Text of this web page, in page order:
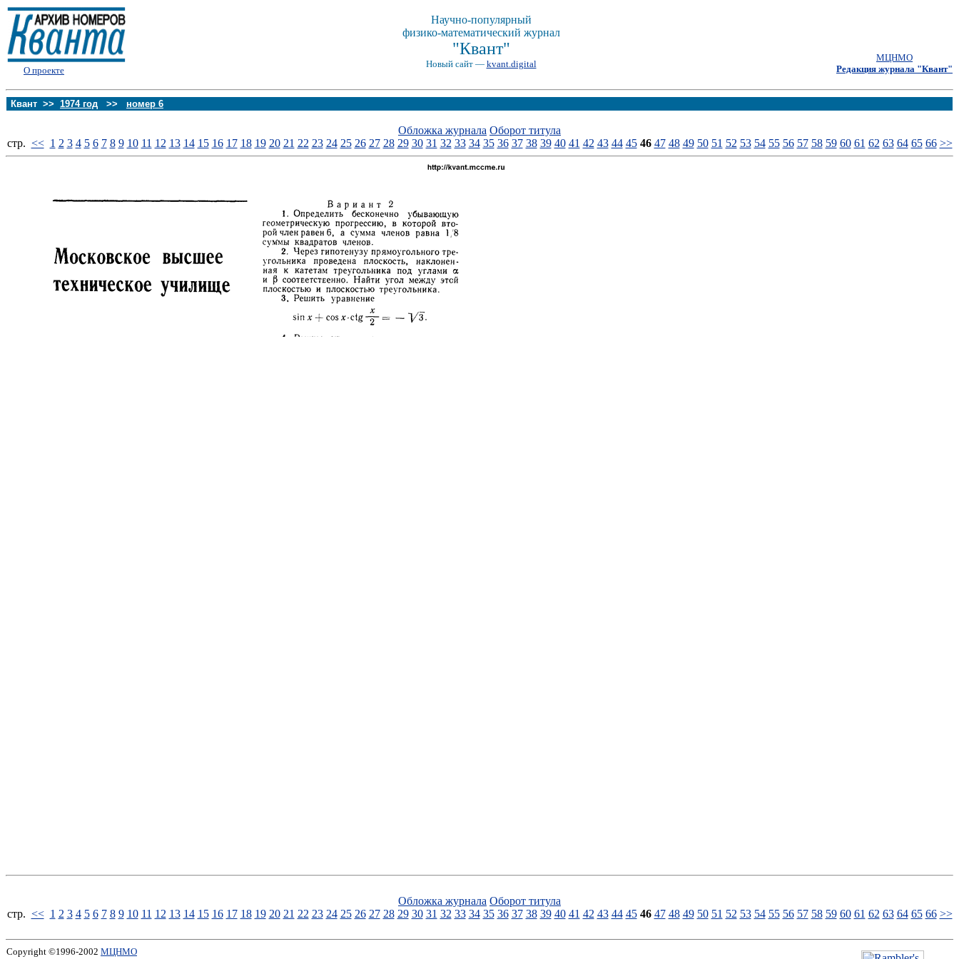
О проекте
Научно-популярный
физико-математический журнал
"Квант"
Новый сайт — kvant.digital
МЦНМО
Редакция журнала "Квант"
Квант >> 1974 год >> номер 6
Обложка журнала Оборот титула
стp. << 1 2 3 4 5 6 7 8 9 10 11 12 13 14 15 16 17 18 19 20 21 22 23 24 25 26 27 28 29 30 31 32 33 34 35 36 37 38 39 40 41 42 43 44 45 46 47 48 49 50 51 52 53 54 55 56 57 58 59 60 61 62 63 64 65 66 >>
Обложка журнала Оборот титула
стp. << 1 2 3 4 5 6 7 8 9 10 11 12 13 14 15 16 17 18 19 20 21 22 23 24 25 26 27 28 29 30 31 32 33 34 35 36 37 38 39 40 41 42 43 44 45 46 47 48 49 50 51 52 53 54 55 56 57 58 59 60 61 62 63 64 65 66 >>
Copyright ©1996-2002 МЦНМО